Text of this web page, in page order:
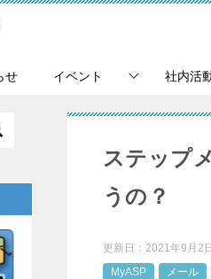
せ イベント 社内活
ステップ
うの？
更新日： 2021年9月2日
MyASP
メール